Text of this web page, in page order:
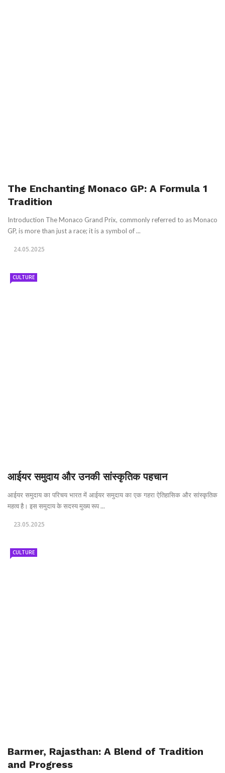
The Enchanting Monaco GP: A Formula 1
Tradition
Introduction The Monaco Grand Prix, commonly referred to as Monaco
GP, is more than just a race; it is a symbol of ...
24.05.2025
CULTURE
आईयर समुदाय और उनकी सांस्कृतिक पहचान
आईयर समुदाय का परिचय भारत में आईयर समुदाय का एक गहरा ऐतिहासिक और सांस्कृतिक
महत्व है। इस समुदाय के सदस्य मुख्य रूप ...
23.05.2025
CULTURE
Barmer, Rajasthan: A Blend of Tradition
and Progress